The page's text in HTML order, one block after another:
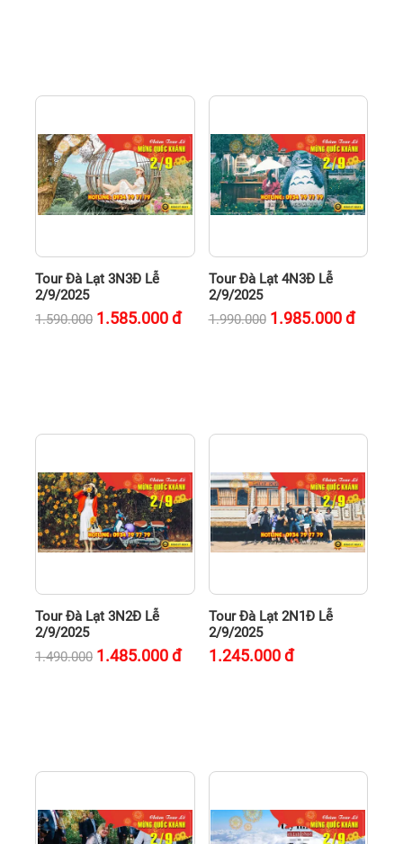
Tour Đà Lạt 3N3Đ Lễ
2/9/2025
1.590.000 1.585.000đ
Tour Đà Lạt 4N3Đ Lễ
2/9/2025
1.990.000 1.985.000đ
Tour Đà Lạt 3N2Đ Lễ
2/9/2025
1.490.000 1.485.000đ
Tour Đà Lạt 2N1Đ Lễ
2/9/2025
1.245.000đ